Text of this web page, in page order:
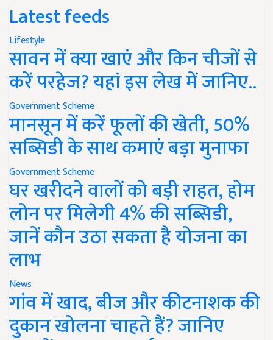
Latest feeds
Lifestyle
सावन में क्या खाएं और किन चीजों से
करें परहेज? यहां इस लेख में जानिए..
Government Scheme
मानसून में करें फूलों की खेती, 50%
सब्सिडी के साथ कमाएं बड़ा मुनाफा
Government Scheme
घर खरीदने वालों को बड़ी राहत, होम
लोन पर मिलेगी 4% की सब्सिडी,
जानें कौन उठा सकता है योजना का
लाभ
News
गांव में खाद, बीज और कीटनाशक की
दुकान खोलना चाहते हैं? जानिए